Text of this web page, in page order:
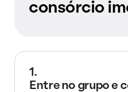
consórcio
1.
Entre no grupo e